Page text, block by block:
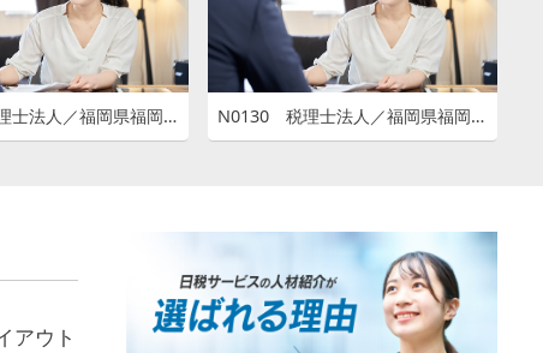
N0126 税理士法人／福岡県福岡市博多区店屋町 N0130 税理士法人／福岡県福岡市博多区博多駅東
アウト